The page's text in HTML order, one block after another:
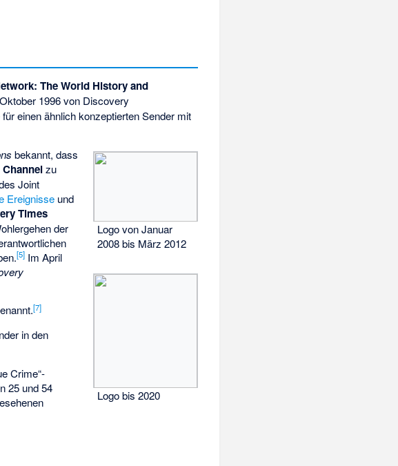
The World History and
1996 von Discovery
einen ähnlich konzeptierten Sender mit
Logo von Januar
2008 bis März 2012
Logo bis 2020
bekannt, dass
zu
Joint
Ereignisse und
Times
der
[5] Im April
[7]
in den
Crime“-
25 und 54